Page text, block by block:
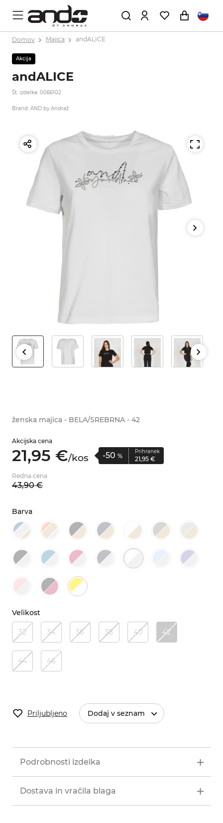
Domov Majica andALICE
Akcija
andALICE
Št. izdelka: 0066102
Brand: AND by Andraž
ženska majica - BELA/SREBRNA - 42
Akcijska cena
21,95 €/kos -50 %
Prihranek
21,95 €
Redna cena
43,90 €
Barva
Velikost
32 34 36 38 40 42
44 46
Priljubljeno Dodaj v seznam
Podrobnosti izdelka
Dostava in vračila blaga